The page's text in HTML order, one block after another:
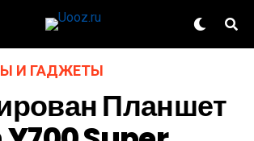
И ГАДЖЕТЫ
Планшет